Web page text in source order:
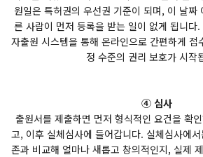
원일은 특허권의 우선권 기준이 되며, 이 날짜
른 사람이 먼저 등록을 받는 일이 없게 됩니다
자출원 시스템을 통해 온라인으로 간편하게 접
정 수준의 권리 보호가 시작
④ 심사
출원서를 제출하면 먼저 형식적인 요건을 확
고, 이후 실체심사에 들어갑니다. 실체심사에
존과 비교해 얼마나 새롭고 창의적인지, 실제